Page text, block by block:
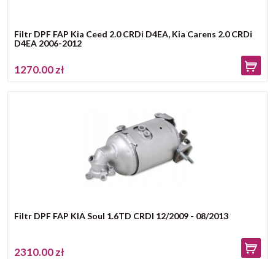
Filtr DPF FAP Kia Ceed 2.0 CRDi D4EA, Kia Carens 2.0 CRDi
D4EA 2006-2012
1270.00 zł
Filtr DPF FAP KIA Soul 1.6TD CRDI 12/2009 - 08/2013
2310.00 zł